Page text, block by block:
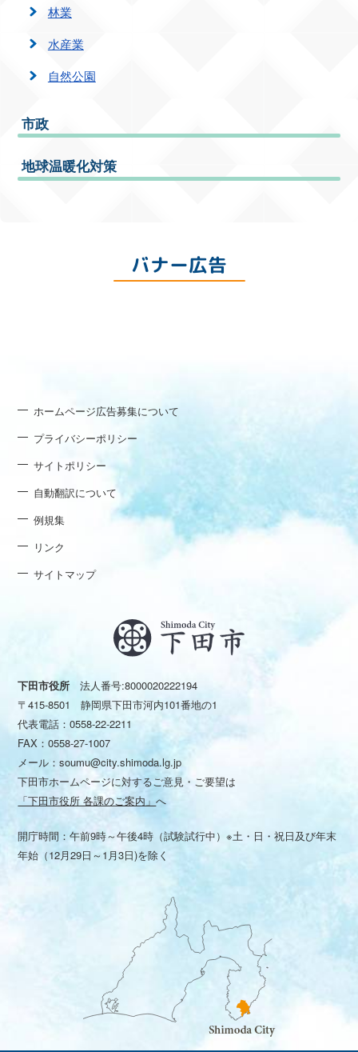
林業
水産業
自然公園
市政
地球温暖化対策
バナー広告
ホームページ広告募集について
プライバシーポリシー
サイトポリシー
自動翻訳について
例規集
リンク
サイトマップ
下田市役所 法人番号:8000020222194
〒415-8501 静岡県下田市河内101番地の1
代表電話：0558-22-2211
FAX：0558-27-1007
メール：soumu@city.shimoda.lg.jp
下田市ホームページに対するご意見・ご要望は
「下田市役所 各課のご案内」へ
開庁時間：午前9時～午後4時（試験試行中）※土・日・祝日及び年末
年始（12月29日～1月3日)を除く